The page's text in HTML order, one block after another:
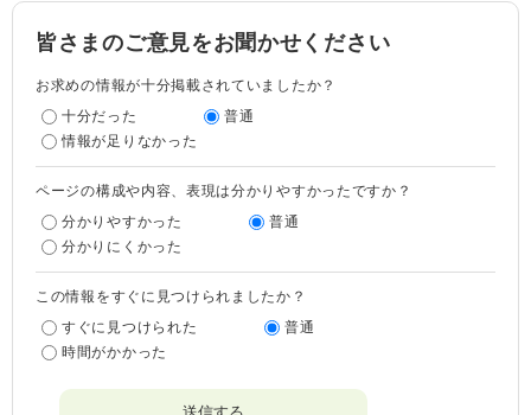
皆さまのご意見をお聞かせください
お求めの情報が十分掲載されていましたか？
十分だった
普通
情報が足りなかった
ページの構成や内容、表現は分かりやすかったですか？
分かりやすかった
普通
分かりにくかった
この情報をすぐに見つけられましたか？
すぐに見つけられた
普通
時間がかかった